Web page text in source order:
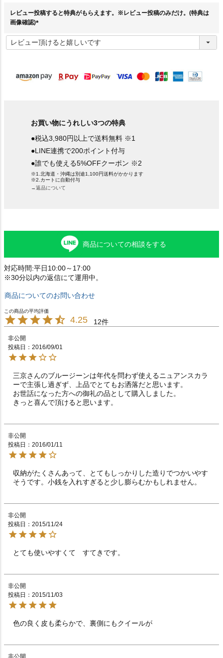
レビュー投稿すると特典がもらえます。※レビュー投稿のみだけ。(特典は
画像確認)
必
須
お買い物にうれしい3つの特典
●税込3,980円以上で送料無料 ※1
●LINE連携で200ポイント付与
●誰でも使える5%OFFクーポン ※2
※1.北海道・沖縄は別途1,100円送料がかかります
※2.カートに自動付与
→返品について
商品についての相談をする
対応時間:平日10:00～17:00
※30分以内の返信にて運用中。
商品についてのお問い合わせ
4.25 12
非公開
投稿日
2016/09/01
三京さんのブルージーンは年代を問わず使えるニュアンスカラ
ーで主張し過ぎず、上品でとてもお洒落だと思います。
お世話になった方への御礼の品として購入しました。
きっと喜んで頂けると思います。
非公開
投稿日
2016/01/11
収納がたくさんあって、とてもしっかりした造りでつかいやす
そうです。小銭を入れすぎると少し膨らむかもしれません。
非公開
投稿日
2015/11/24
とても使いやすくて　すてきです。
非公開
投稿日
2015/11/03
色の良く皮も柔らかで、裏側にもクイールが
非公開